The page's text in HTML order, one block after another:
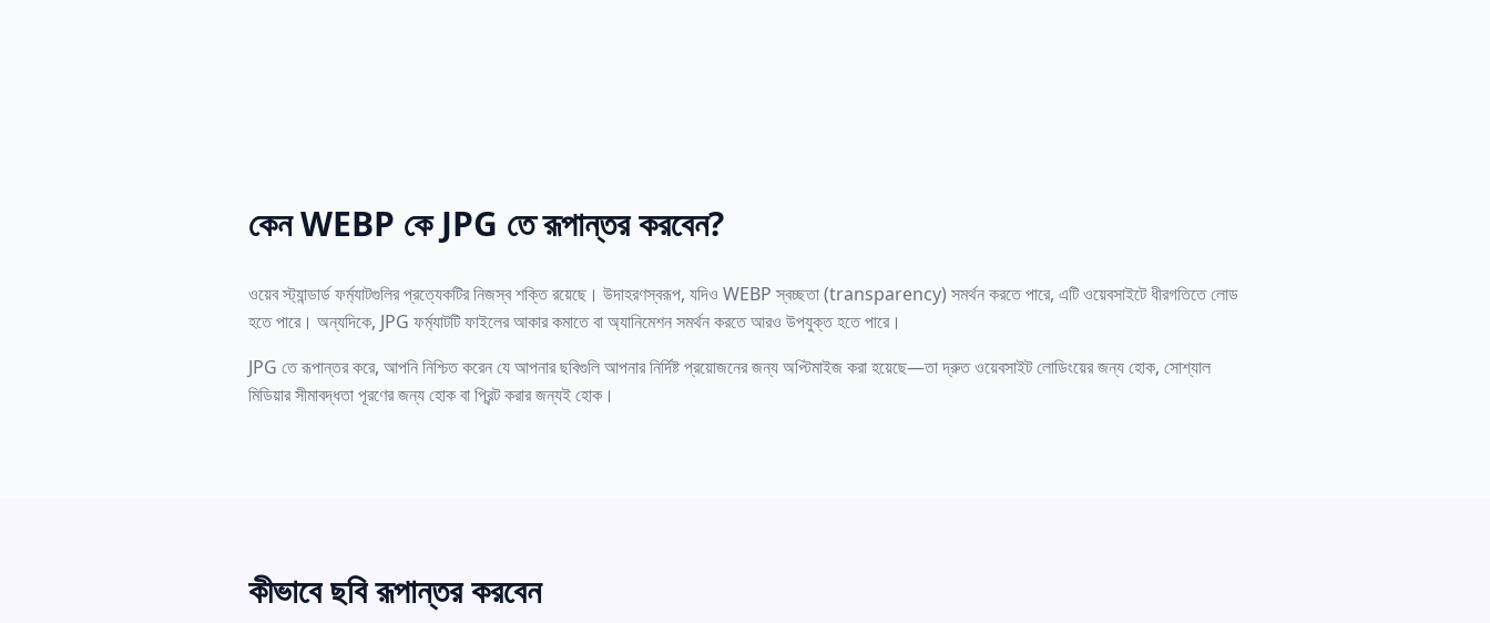
কেন WEBP কে JPG তে রূপান্তর করবেন?
ওয়েব স্ট্যান্ডার্ড ফর্ম্যাটগুলির প্রত্যেকটির নিজস্ব শক্তি রয়েছে। উদাহরণস্বরূপ, যদিও WEBP স্বচ্ছতা (transparency) সমর্থন করতে পারে, এটি ওয়েবসাইটে ধীরগতিতে লোড
হতে পারে। অন্যদিকে, JPG ফর্ম্যাটটি ফাইলের আকার কমাতে বা অ্যানিমেশন সমর্থন করতে আরও উপযুক্ত হতে পারে।
JPG তে রূপান্তর করে, আপনি নিশ্চিত করেন যে আপনার ছবিগুলি আপনার নির্দিষ্ট প্রয়োজনের জন্য অপ্টিমাইজ করা হয়েছে—তা দ্রুত ওয়েবসাইট লোডিংয়ের জন্য হোক, সোশ্যাল
মিডিয়ার সীমাবদ্ধতা পূরণের জন্য হোক বা প্রিন্ট করার জন্যই হোক।
কীভাবে ছবি রূপান্তর করবেন